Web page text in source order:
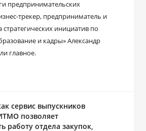
предпринимательских
трекер, предприниматель и
стратегических инициатив по
и кадры» Александр
главное.
сервис выпускников
позволяет
работу отдела закупок,